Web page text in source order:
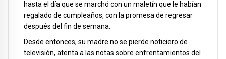
hasta el día que se marchó con un maletín que le habían
regalado de cumpleaños, con la promesa de regresar
después del fin de semana.
Desde entonces, su madre no se pierde noticiero de
televisión, atenta a las notas sobre enfrentamientos del